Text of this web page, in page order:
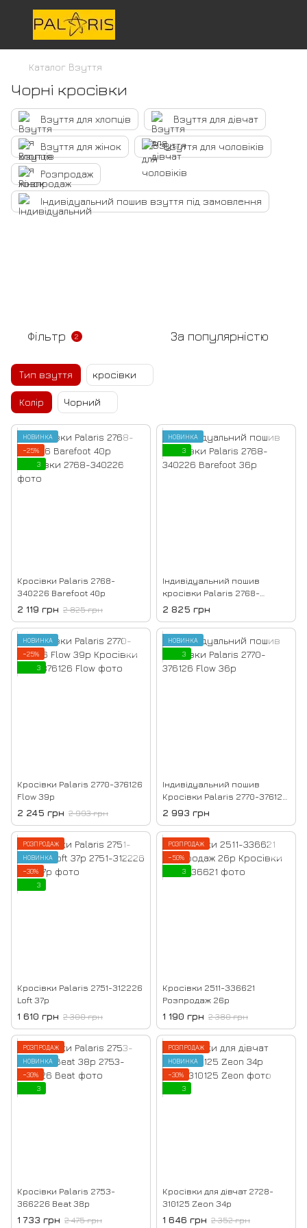
Каталог Взуття
Чорні кросівки
Взуття для хлопців Взуття для дівчат
Взуття для жінок Взуття для чоловіків
Розпродаж
Індивідуальний пошив взуття під замовлення
Фільтр 2 За популярністю
Тип взуття кросівки
Колір Чорний
НОВИНКА
−25%
3
Кросівки Palaris 2768-
340226 Barefoot 40р
2 119 грн 2 825 грн
НОВИНКА
3
Індивідуальний пошив
кросівки Palaris 2768-
340226 Barefoot 36р
2 825 грн
НОВИНКА
−25%
3
Кросівки Palaris 2770-376126
Flow 39р
2 245 грн 2 993 грн
НОВИНКА
3
Індивідуальний пошив
Кросівки Palaris 2770-376126
Flow 36р
2 993 грн
РОЗПРОДАЖ
НОВИНКА
−30%
3
Кросівки Palaris 2751-312226
Loft 37р
1 610 грн 2 300 грн
РОЗПРОДАЖ
−50%
3
Кросівки 2511-336621
Розпродаж 26р
1 190 грн 2 380 грн
РОЗПРОДАЖ
НОВИНКА
−30%
3
Кросівки Palaris 2753-
366226 Beat 38р
1 733 грн 2 475 грн
РОЗПРОДАЖ
НОВИНКА
−30%
3
Кросівки для дівчат 2728-
310125 Zeon 34р
1 646 грн 2 352 грн